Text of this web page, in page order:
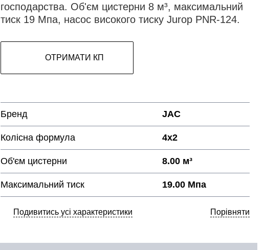
господарства. Об'єм цистерни 8 м³, максимальний
тиск 19 Мпа, насос високого тиску Jurop PNR-124.
ОТРИМАТИ КП
Бренд JAC
Колісна формула 4х2
Об'єм цистерни 8.00 м³
Максимальний тиск 19.00 Мпа
Подивитись усі характеристики Порівняти